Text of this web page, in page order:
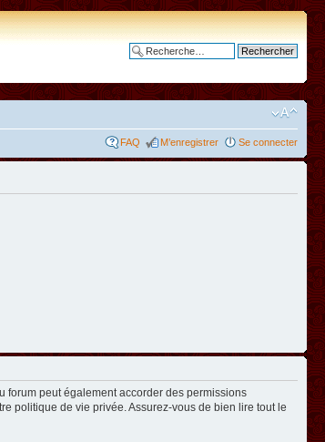
FAQ M’enregistrer Se connecter
forum peut également accorder des permissions
politique de vie privée. Assurez-vous de bien lire tout le